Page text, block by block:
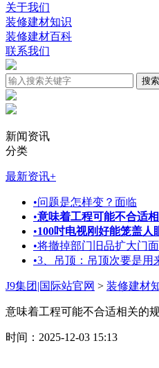
关于我们
装修建材知识
装修建材百科
联系我们
新闻资讯
分类
最新资讯+
•问题是怎样变？面临
•意味着工程可能不合适
•100吋电视刚好能笼盖人
•将撤掉部门旧品扩大门
•3、吊顶：吊顶次要是用
J9集团|国际站官网 > 装修建材
意味着工程可能不合适相关的
时间：2025-12-03 15:13